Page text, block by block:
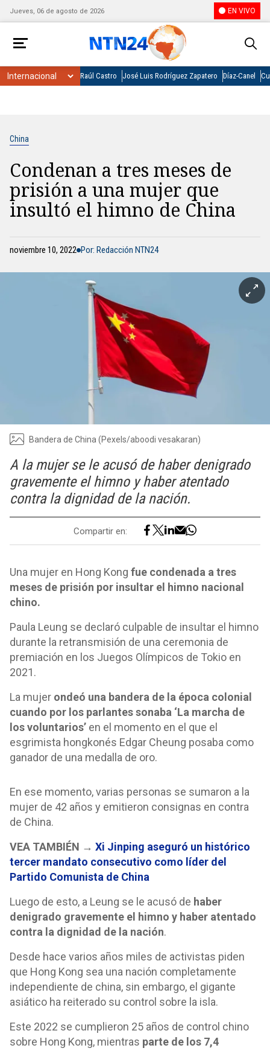
Jueves, 06 de agosto de 2026 EN VIVO
Raúl Castro José Luis Rodríguez Zapatero Díaz-Canel
China
Condenan a tres meses de
prisión a una mujer que
insultó el himno de China
noviembre 10, 2022 Por: Redacción NTN24
Bandera de China (Pexels/aboodi vesakaran)
A la mujer se le acusó de haber denigrado
gravemente el himno y haber atentado
contra la dignidad de la nación.
Compartir en:
Una mujer en Hong Kong fue condenada a tres
meses de prisión por insultar el himno nacional
chino.
Paula Leung se declaró culpable de insultar el himno
durante la retransmisión de una ceremonia de
premiación en los Juegos Olímpicos de Tokio en
2021.
La mujer ondeó una bandera de la época colonial
cuando por los parlantes sonaba ‘La marcha de
los voluntarios’ en el momento en el que el
esgrimista hongkonés Edgar Cheung posaba como
ganador de una medalla de oro.
En ese momento, varias personas se sumaron a la
mujer de 42 años y emitieron consignas en contra
de China.
VEA TAMBIÉN → Xi Jinping aseguró un histórico
tercer mandato consecutivo como líder del
Partido Comunista de China
Luego de esto, a Leung se le acusó de haber
denigrado gravemente el himno y haber atentado
contra la dignidad de la nación.
Desde hace varios años miles de activistas piden
que Hong Kong sea una nación completamente
independiente de china, sin embargo, el gigante
asiático ha reiterado su control sobre la isla.
Este 2022 se cumplieron 25 años de control chino
sobre Hong Kong, mientras parte de los 7,4